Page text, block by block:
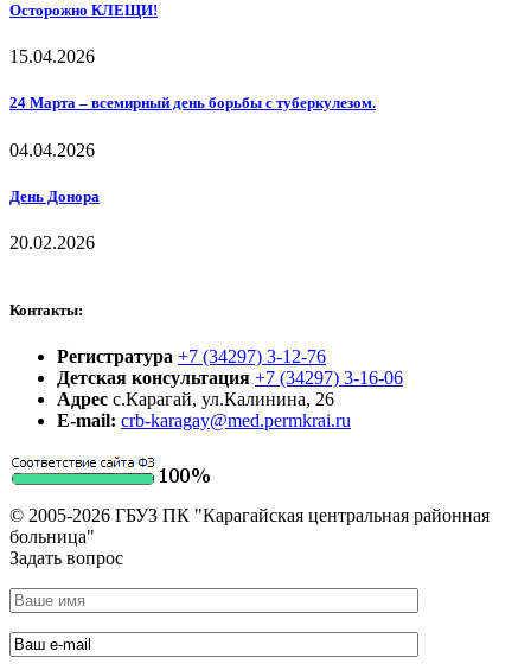
Осторожно КЛЕЩИ!
15.04.2026
24 Марта – всемирный день борьбы с туберкулезом.
04.04.2026
День Донора
20.02.2026
Контакты:
Регистратура +7 (34297) 3-12-76
Детская консультация +7 (34297) 3-16-06
Адрес с.Карагай, ул.Калинина, 26
E-mail: crb-karagay@med.permkrai.ru
© 2005-2026 ГБУЗ ПК "Карагайская центральная районная
больница"
Задать вопрос